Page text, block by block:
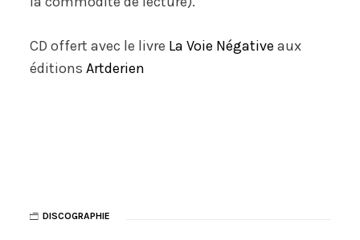
CD offert avec le livre La Voie Négative aux
éditionsArtderien
DISCOGRAPHIE